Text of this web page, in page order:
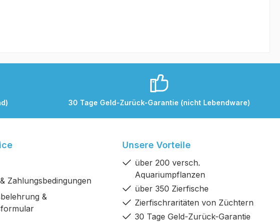
30 Tage Geld-Zurück-Garantie (nicht Lebendware)
Zahlungsbedingungen
&
Unsere Vorteile
über 200 versch.
Aquariumpflanzen
über 350 Zierfische
Zierfischraritäten von Züchtern
30 Tage Geld-Zurück-Garantie